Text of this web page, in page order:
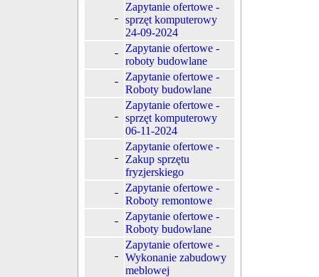
Zapytanie ofertowe -
sprzęt komputerowy
24-09-2024
Zapytanie ofertowe -
roboty budowlane
Zapytanie ofertowe -
Roboty budowlane
Zapytanie ofertowe -
sprzęt komputerowy
06-11-2024
Zapytanie ofertowe -
Zakup sprzętu
fryzjerskiego
Zapytanie ofertowe -
Roboty remontowe
Zapytanie ofertowe -
Roboty budowlane
Zapytanie ofertowe -
Wykonanie zabudowy
meblowej